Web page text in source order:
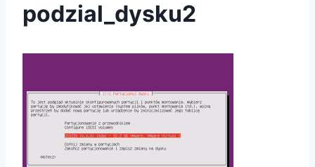
podzial_dysku2